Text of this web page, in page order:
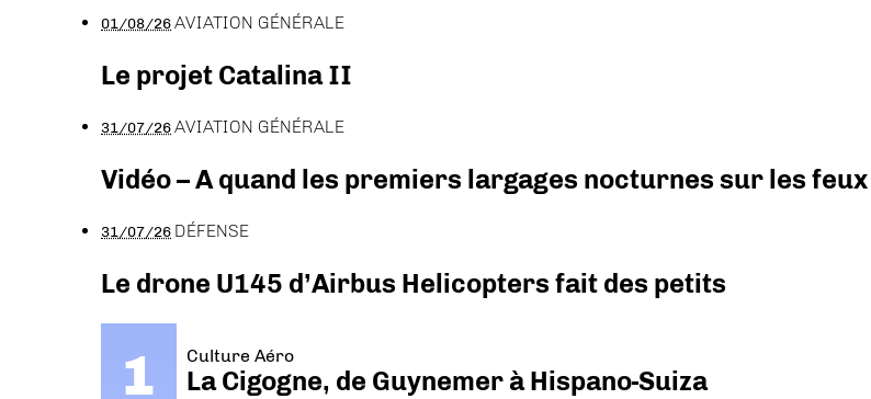
01/08/26AVIATION GÉNÉRALE
Le projet Catalina II
31/07/26AVIATION GÉNÉRALE
Vidéo – A quand les premiers largages nocturnes sur les
31/07/26 DÉFENSE
Le drone U145 d’Airbus Helicopters fait des petits
Culture Aéro
La Cigogne, de Guynemer à Hispano-Suiza